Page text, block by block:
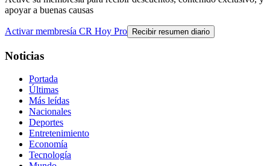
apoyar a buenas causas
Activar membresía CR Hoy Pro Recibir resumen diario
Noticias
Portada
Últimas
Más leídas
Nacionales
Deportes
Entretenimiento
Economía
Tecnología